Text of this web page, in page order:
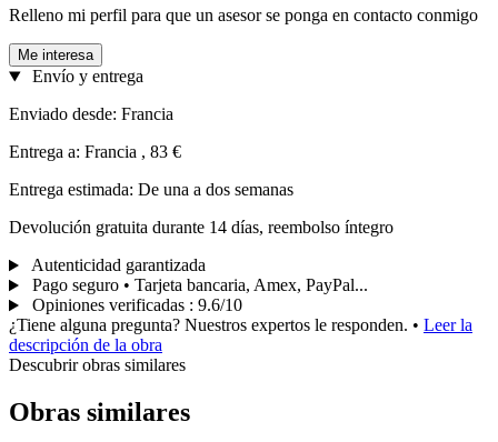
Relleno mi perfil para que un asesor se ponga en contacto conmigo
Me interesa
Envío y entrega
Enviado desde: Francia
Entrega a: Francia , 83 €
Entrega estimada: De una a dos semanas
Devolución gratuita durante 14 días, reembolso íntegro
Autenticidad garantizada
Pago seguro • Tarjeta bancaria, Amex, PayPal...
Opiniones verificadas : 9.6/10
¿Tiene alguna pregunta? Nuestros expertos le responden. • Leer la
descripción de la obra
Descubrir obras similares
Obras similares